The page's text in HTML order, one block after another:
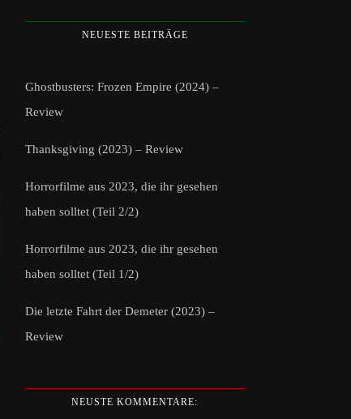
NEUESTE BEITRÄGE
Ghostbusters: Frozen Empire (2024) –
Review
Thanksgiving (2023) – Review
Horrorfilme aus 2023, die ihr gesehen
haben solltet (Teil 2/2)
Horrorfilme aus 2023, die ihr gesehen
haben solltet (Teil 1/2)
Die letzte Fahrt der Demeter (2023) –
Review
NEUSTE KOMMENTARE: